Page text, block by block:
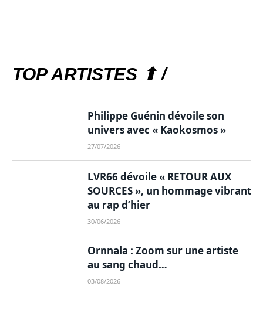
TOP ARTISTES ⬆ /
Philippe Guénin dévoile son
univers avec « Kaokosmos »
27/07/2026
LVR66 dévoile « RETOUR AUX
SOURCES », un hommage vibrant
au rap d’hier
30/06/2026
Ornnala : Zoom sur une artiste
au sang chaud…
03/08/2026